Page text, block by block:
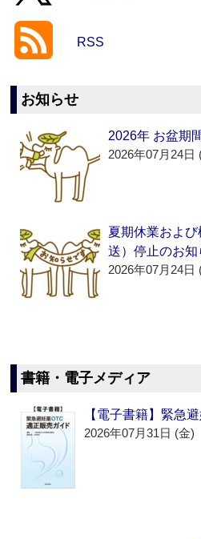
RSS
お知らせ
2026年 お盆期
2026年07月24日
夏期休業およ
送）停止のお知
2026年07月24日
書籍・電子メディア
【電子書籍】緊急
2026年07月31日 (金)